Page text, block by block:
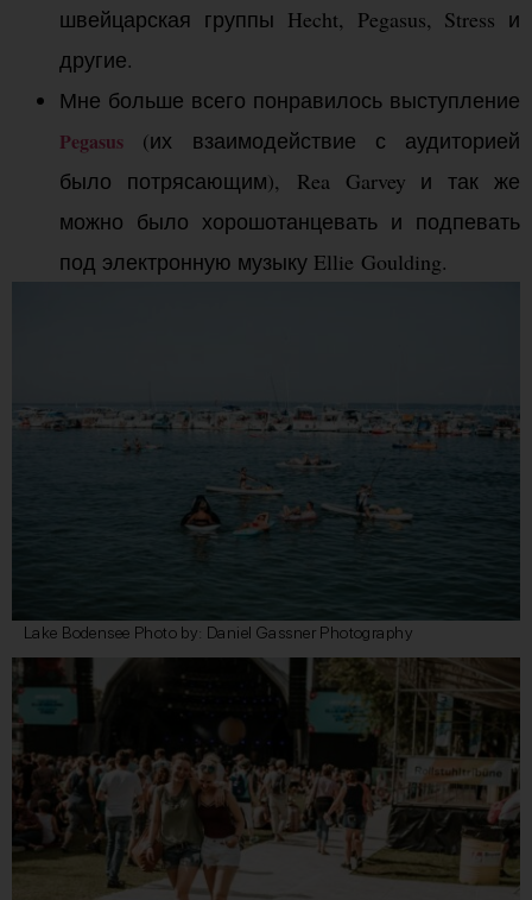
швейцарская группы Hecht, Pegasus, Stress и
другие.
Мне больше всего понравилось выступление
Pegasus (их взаимодействие с аудиторией
было потрясающим), Rea Garvey и так же
можно было хорошотанцевать и подпевать
под электронную музыку Ellie Goulding.
Lake Bodensee Photo by: Daniel Gassner Photography